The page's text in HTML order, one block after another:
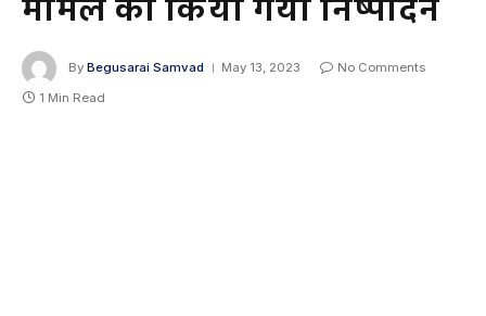
मामले का किया गया निष्पादन
By Begusarai Samvad May 13, 2023
No Comments
1 Min Read